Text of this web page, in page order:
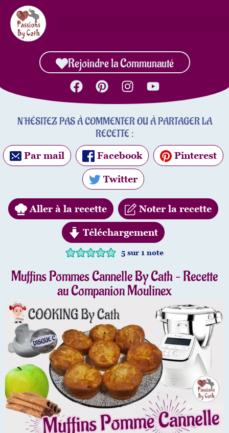
Rejoindre la Communauté
N'HÉSITEZ PAS À COMMENTER OU À PARTAGER LA
RECETTE :
Par mail Facebook Pinterest
Twitter
Aller à la recette Noter la recette
Téléchargement
5sur 1 note
Muffins Pommes Cannelle By Cath – Recette
au Companion Moulinex